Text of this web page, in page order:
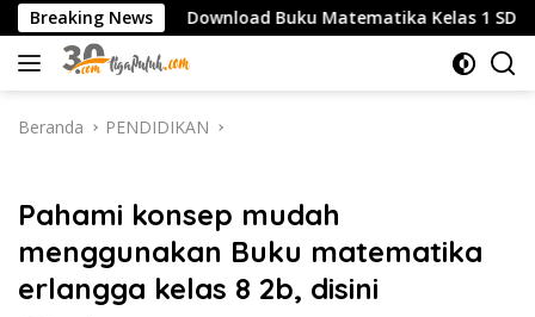
Langsung
ke
konten
Breaking News
Download Buku Matematika Kelas 1 SD Penerbit
Beranda PENDIDIKAN
Pahami konsep mudah
menggunakan Buku matematika
erlangga kelas 8 2b, disini